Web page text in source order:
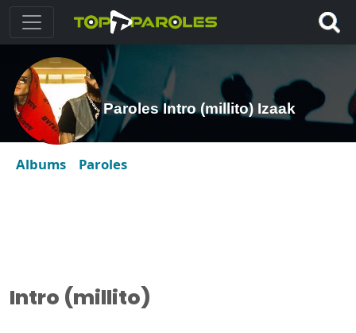
Paroles Intro (millito) Izaak
Albums Paroles
Intro (millito)